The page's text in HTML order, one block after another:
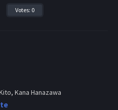
Votes: 0
Kana Hanazawa